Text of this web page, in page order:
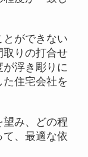
とができない
取りの打合せ
が浮き彫りに
住宅会社を
み、どの程
て、最適な依